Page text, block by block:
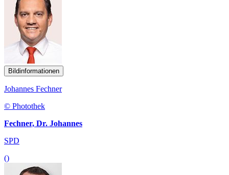
Bildinformationen
Johannes Fechner
© Photothek
Fechner, Dr. Johannes
SPD
()